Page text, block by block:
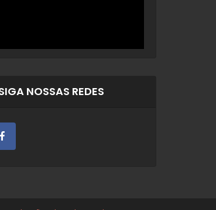
NOSSAS REDES